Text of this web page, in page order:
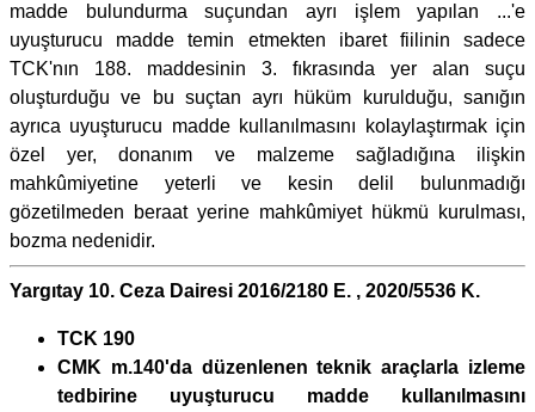
madde bulundurma suçundan ayrı işlem yapılan ...'e
uyuşturucu madde temin etmekten ibaret fiilinin sadece
TCK'nın 188. maddesinin 3. fıkrasında yer alan suçu
oluşturduğu ve bu suçtan ayrı hüküm kurulduğu, sanığın
ayrıca uyuşturucu madde kullanılmasını kolaylaştırmak için
özel yer, donanım ve malzeme sağladığına ilişkin
mahkûmiyetine yeterli ve kesin delil bulunmadığı
gözetilmeden beraat yerine mahkûmiyet hükmü kurulması,
bozma nedenidir.
Yargıtay 10. Ceza Dairesi 2016/2180 E. , 2020/5536 K.
TCK 190
CMK m.140'da düzenlenen teknik araçlarla izleme
tedbirine uyuşturucu madde kullanılmasını